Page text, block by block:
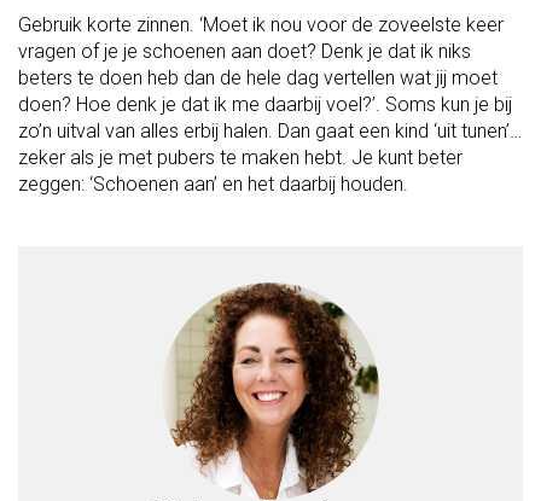
Gebruik korte zinnen. ‘Moet ik nou voor de zoveelste keer
vragen of je je schoenen aan doet? Denk je dat ik niks
beters te doen heb dan de hele dag vertellen wat jij moet
doen? Hoe denk je dat ik me daarbij voel?’. Soms kun je bij
zo’n uitval van alles erbij halen. Dan gaat een kind ‘uit tunen’…
zeker als je met pubers te maken hebt. Je kunt beter
zeggen: ‘Schoenen aan’ en het daarbij houden.